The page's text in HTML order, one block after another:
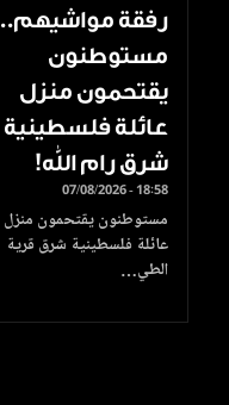
رفقة مواشيهم..
مستوطنون
يقتحمون منزل
عائلة فلسطينية
شرق رام الله!
07/08/2026 - 18:58
مستوطنون يقتحمون منزل
عائلة فلسطينية شرق قرية
الطي…